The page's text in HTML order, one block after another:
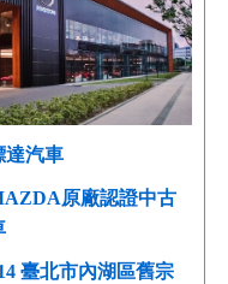
達汽車
原廠認證中古
臺北市內湖區舊宗